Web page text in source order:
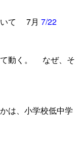
いて 7月 7/22
て動く。 なぜ、そ
は、小学校低中学